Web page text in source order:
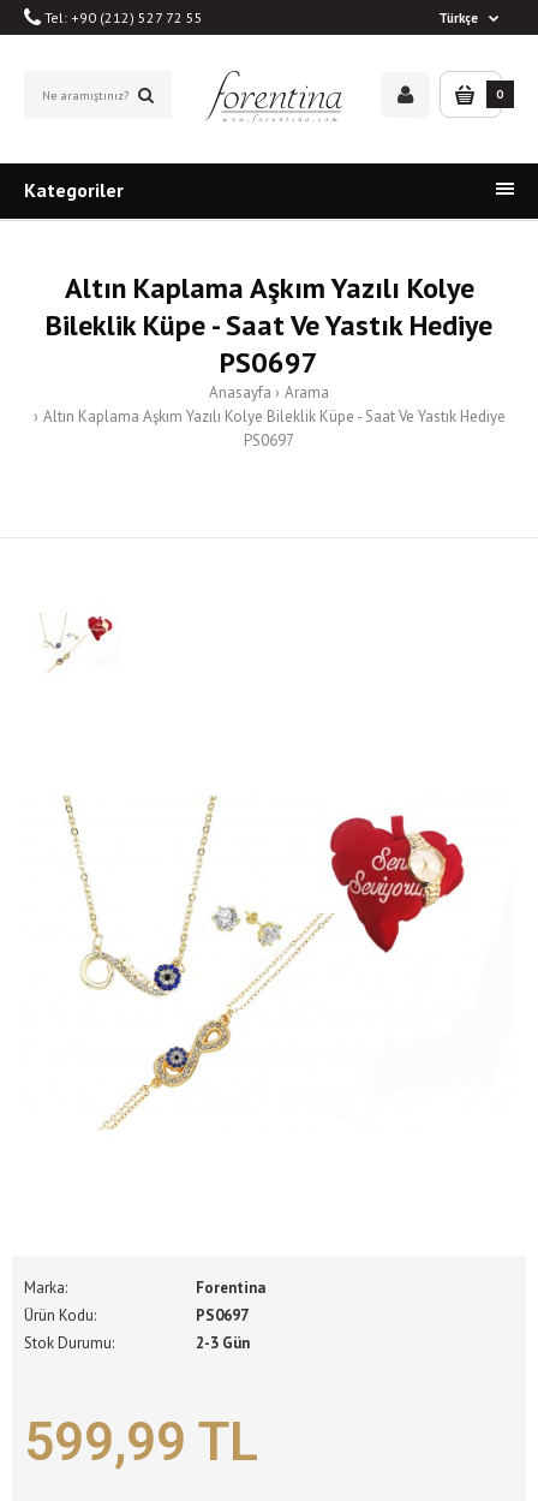
Tel: +90 (212) 527 72 55 Türkçe
0
Kategoriler
Altın Kaplama Aşkım Yazılı Kolye
Bileklik Küpe - Saat Ve Yastık Hediye
PS0697
Anasayfa
Arama
Altın Kaplama Aşkım Yazılı Kolye Bileklik Küpe - Saat Ve Yastık Hediye
PS0697
Marka:
Forentina
Ürün Kodu:
PS0697
Stok Durumu:
2-3 Gün
599,99 TL